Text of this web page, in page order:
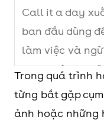
Call it a day
ban đầu dùng
làm việc và
gian, thành
về việc dừng lại
nghỉ ngơi,
Trong quá trình
từng bắt gặp
ảnh hoặc những